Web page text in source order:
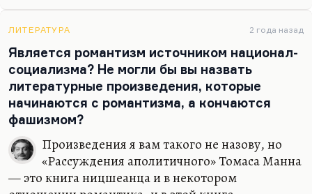
Нет больше ничего,
На чем бы все стояло.
И мрамор, и гранит,
И зэк, и соглядатай –
Все в…
ЛИТЕРАТУРА 2 года назад
Является романтизм источником национал-
социализма? Не могли бы вы назвать
литературные произведения, которые
начинаются с романтизма, а кончаются
фашизмом?
Произведения я вам такого не назову, но
«Рассуждения аполитичного» Томаса Манна
— это книга ницшеанца и в некотором